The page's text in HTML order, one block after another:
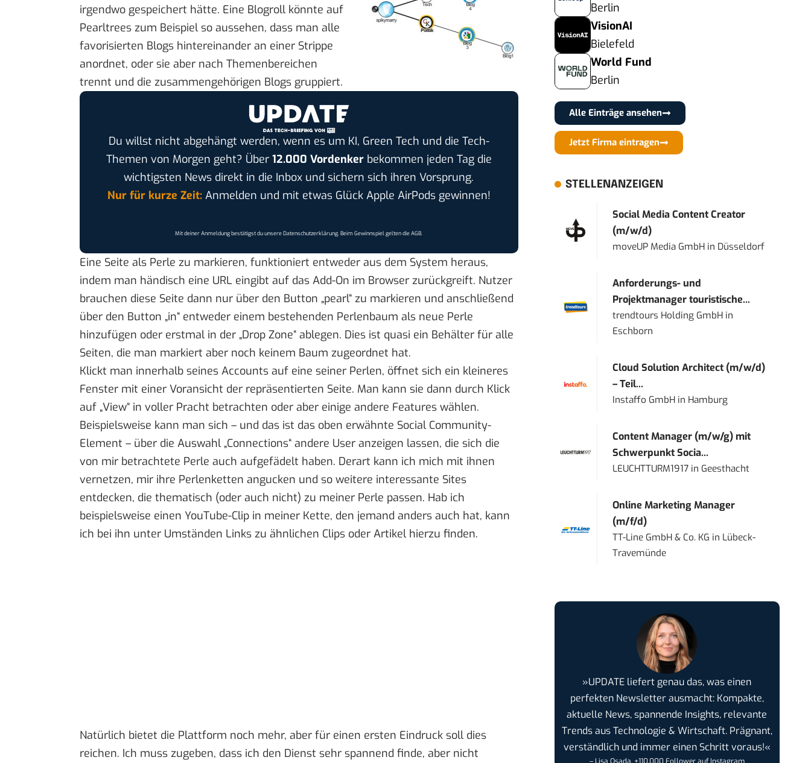
irgendwo gespeichert hätte. Eine Blogroll könnte auf
Pearltrees zum Beispiel so aussehen, dass man alle
favorisierten Blogs hintereinander an einer Strippe
anordnet, oder sie aber nach Themenbereichen
trennt und die zusammengehörigen Blogs gruppiert.
Du willst nicht abgehängt werden, wenn es um KI, Green Tech und die Tech-
Themen von Morgen geht? Über 12.000 Vordenkerbekommen jeden Tag die
wichtigsten News direkt in die Inbox und sichern sich ihren Vorsprung.
Nur für kurze Zeit:Anmelden und mit etwas Glück Apple AirPods gewinnen!
Mit deiner Anmeldung bestätigst du unsereDatenschutzerklärung. Beim Gewinnspiel gelten dieAGB.
Eine Seite als Perle zu markieren, funktioniert entweder aus dem System heraus,
indem man händisch eine URL eingibt auf das Add-On im Browser zurückgreift. Nutzer
brauchen diese Seite dann nur über den Button „pearl“ zu markieren und anschließend
über den Button „in“ entweder einem bestehenden Perlenbaum als neue Perle
hinzufügen oder erstmal in der „Drop Zone“ ablegen. Dies ist quasi ein Behälter für alle
Seiten, die man markiert aber noch keinem Baum zugeordnet hat.
Klickt man innerhalb seines Accounts auf eine seiner Perlen, öffnet sich ein kleineres
Fenster mit einer Voransicht der repräsentierten Seite. Man kann sie dann durch Klick
auf „View“ in voller Pracht betrachten oder aber einige andere Features wählen.
Beispielsweise kann man sich – und das ist das oben erwähnte Social Community-
Element – über die Auswahl „Connections“ andere User anzeigen lassen, die sich die
von mir betrachtete Perle auch aufgefädelt haben. Derart kann ich mich mit ihnen
vernetzen, mir ihre Perlenketten angucken und so weitere interessante Sites
entdecken, die thematisch (oder auch nicht) zu meiner Perle passen. Hab ich
beispielsweise einen YouTube-Clip in meiner Kette, den jemand anders auch hat, kann
ich bei ihn unter Umständen Links zu ähnlichen Clips oder Artikel hierzu finden.
Natürlich bietet die Plattform noch mehr, aber für einen ersten Eindruck soll dies
reichen. Ich muss zugeben, dass ich den Dienst sehr spannend finde, aber nicht
Berlin
VisionAI
Bielefeld
World Fund
Berlin
Alle Einträge ansehen
Jetzt Firma eintragen
STELLENANZEIGEN
Social Media Content Creator
(m/w/d)
moveUP Media GmbH in Düsseldorf
Anforderungs- und
Projektmanager touristische...
trendtours Holding GmbH in
Eschborn
Cloud Solution Architect (m/w/d)
– Teil...
Instaffo GmbH in Hamburg
Content Manager (m/w/g) mit
Schwerpunkt Socia...
LEUCHTTURM1917 in Geesthacht
Online Marketing Manager
(m/f/d)
TT-Line GmbH & Co. KG in Lübeck-
Travemünde
»UPDATE liefert genau das, was einen
perfekten Newsletter ausmacht: Kompakte,
aktuelle News, spannende Insights, relevante
Trends aus Technologie & Wirtschaft. Prägnant,
verständlich und immer einen Schritt voraus!«